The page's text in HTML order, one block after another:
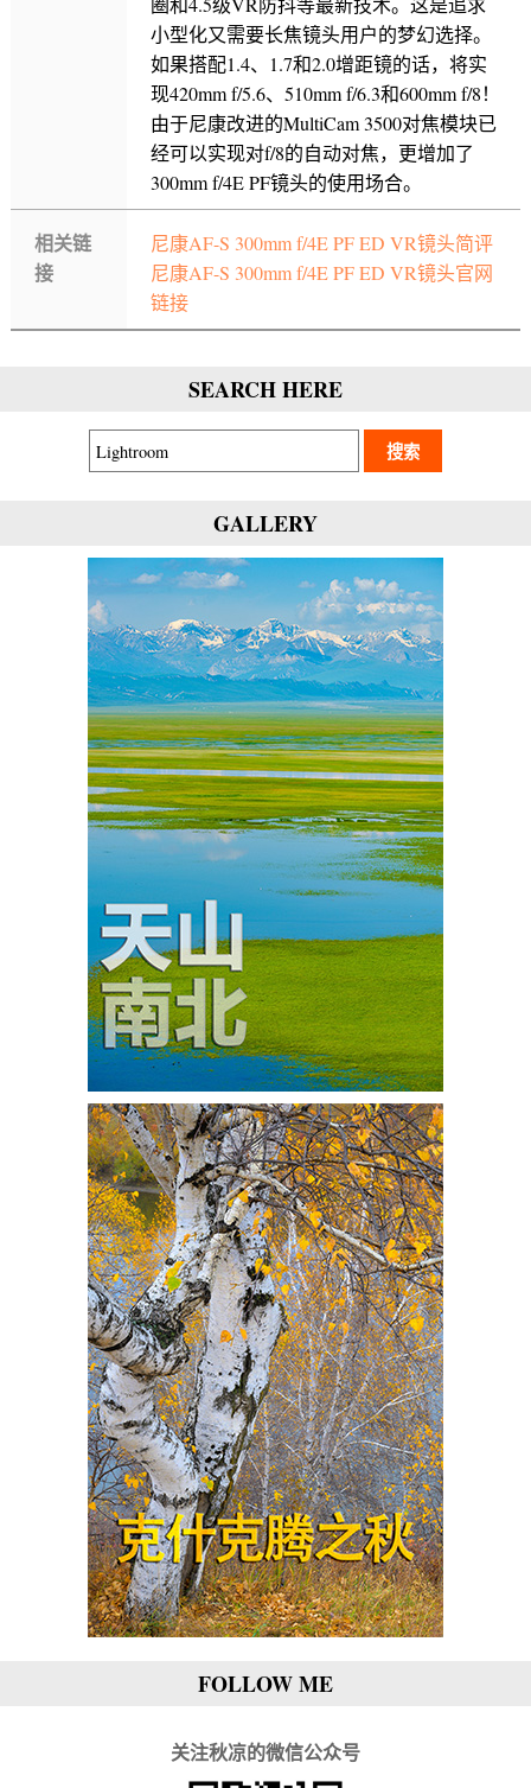
小型化又需要长焦镜头用户的梦幻选择。
如果搭配1.4、1.7和2.0增距镜的话，将实
现420mm f/5.6、510mm f/6.3和600mm f/8！
由于尼康改进的MultiCam 3500对焦模块已
经可以实现对f/8的自动对焦，更增加了
300mm f/4E PF镜头的使用场合。
相关链
接
尼康AF-S 300mm f/4E PF ED VR镜头简评
尼康AF-S 300mm f/4E PF ED VR镜头官网
链接
SEARCH HERE
GALLERY
FOLLOW ME
关注秋凉的微信公众号